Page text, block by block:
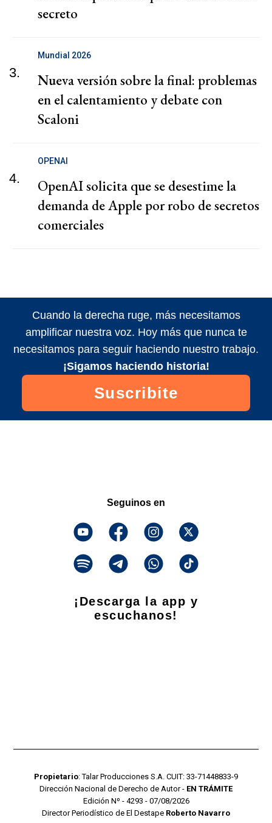
secreto
3.
Mundial 2026
Nueva versión sobre la final: problemas
en el calentamiento y debate con
Scaloni
4.
OPENAI
OpenAI solicita que se desestime la
demanda de Apple por robo de secretos
comerciales
Cuando la derecha ruge, más necesitamos
amplificar nuestra voz. Hoy más que nunca te
necesitamos para seguir haciendo nuestro trabajo.
¡Sigamos haciendo historia!
Suscribite
Seguinos en
¡Descarga la app y
escuchanos!
Propietario: Talar Producciones S.A. CUIT: 33-71448833-9
Dirección Nacional de Derecho de Autor - EN TRÁMITE
Edición Nº - 4293 - 07/08/2026
Director Periodístico de El Destape Roberto Navarro